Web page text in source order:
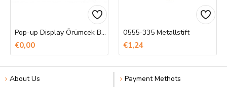
Pop-up Display Örümcek Banner Baskı
€0,00
0555-335 Metallstift
€1,24
About Us
Payment Methots